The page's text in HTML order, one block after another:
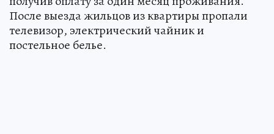
После выезда жильцов из квартиры пропали
телевизор, электрический чайник и
постельное белье.